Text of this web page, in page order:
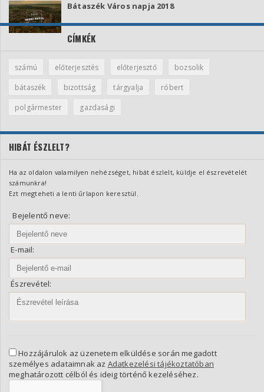
Bátaszék Város napja 2018
CÍMKÉK
számú előterjesztés előterjesztő
bozsolik
bátaszék
bizottság tárgyalja
róbert
polgármester
gazdasági
HIBÁT ÉSZLELT?
Ha az oldalon valamilyen nehézséget, hibát észlelt, küldje el észrevételét
számunkra!
Ezt megteheti a lenti űrlapon keresztül.
Bejelentő neve:
E-mail:
Észrevétel:
Hozzájárulok az üzenetem elküldése során megadott
személyes adataimnak az Adatkezelési tájékoztatóban
meghatározott célból és ideig történő kezeléséhez.